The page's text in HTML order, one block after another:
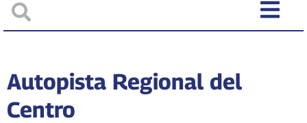
Autopista Regional del
Centro